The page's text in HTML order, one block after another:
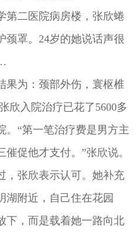
二医院病房楼，张欣蜷
颈罩。24岁的她说话声很
为：颈部外伤，寰枢椎
欣入院治疗已花了5600多
。“第一笔治疗费是男方主
促他才支付。”张欣说。
张欣表示认可。她补充
湖附近，自己住在花园
下，而是载着她一路向北